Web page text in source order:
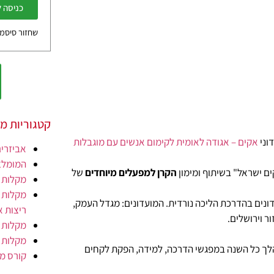
אקים – אגודה לאומית לקימום אנשים עם מוגבלות
ישראל" בשיתוף ומימון הקרן למפעלים מיוחדיםשל
ביה"ס הישראלי הכשירו את רכזי ומתנדבי 10 המועדונים בהדרכת הליכה נורדית. המועדונים: מגדל העמק,
וירושלים.
כל השנה במפגשי הדרכה, למידה, הפקת לקחים
שחזור
קטגוריות
מקלות
מקלות
ריצות
מקלות
מקלות
קורס